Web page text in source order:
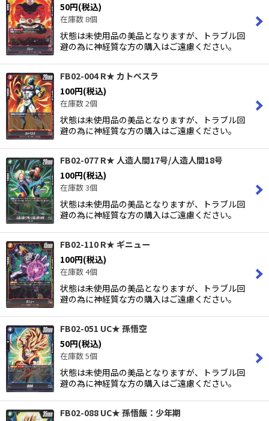
50円(税込)
在庫数 8個
状態は未使用品の美品となりますが、トラブル回
避の為に神経質な方の購入はご遠慮ください。
FB02-004 R★ カトペスラ
100円(税込)
在庫数 2個
状態は未使用品の美品となりますが、トラブル回
避の為に神経質な方の購入はご遠慮ください。
FB02-077 R★ 人造人間17号/人造人間18号
100円(税込)
在庫数 3個
状態は未使用品の美品となりますが、トラブル回
避の為に神経質な方の購入はご遠慮ください。
FB02-110 R★ ギニュー
100円(税込)
在庫数 4個
状態は未使用品の美品となりますが、トラブル回
避の為に神経質な方の購入はご遠慮ください。
FB02-051 UC★ 孫悟空
50円(税込)
在庫数 5個
状態は未使用品の美品となりますが、トラブル回
避の為に神経質な方の購入はご遠慮ください。
FB02-088 UC★ 孫悟飯：少年期